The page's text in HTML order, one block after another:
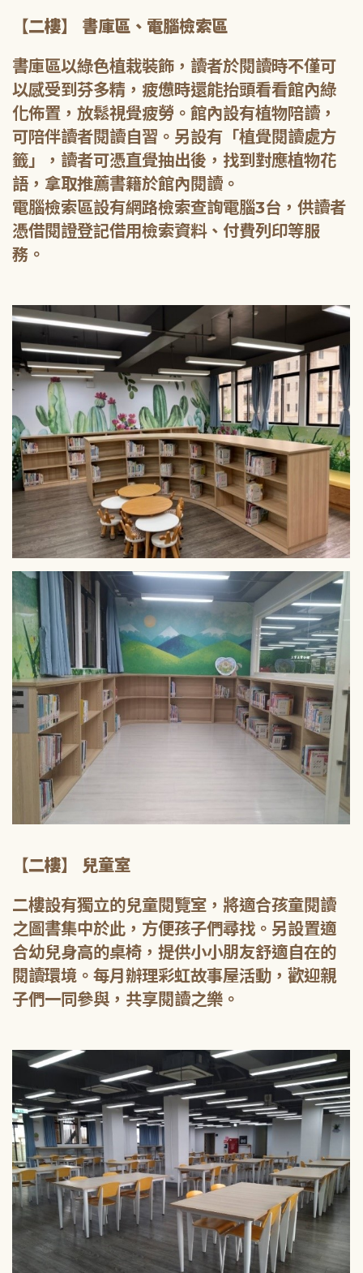
【二樓】 書庫區、電腦檢索區
書庫區以綠色植栽裝飾，讀者於閱讀時不僅可
以感受到芬多精，疲憊時還能抬頭看看館內綠
化佈置，放鬆視覺疲勞。館內設有植物陪讀，
可陪伴讀者閱讀自習。另設有「植覺閱讀處方
籤」，讀者可憑直覺抽出後，找到對應植物花
語，拿取推薦書籍於館內閱讀。
電腦檢索區設有網路檢索查詢電腦3台，供讀者
憑借閱證登記借用檢索資料、付費列印等服
務。
【二樓】 兒童室
二樓設有獨立的兒童閱覽室，將適合孩童閱讀
之圖書集中於此，方便孩子們尋找。另設置適
合幼兒身高的桌椅，提供小小朋友舒適自在的
閱讀環境。每月辦理彩虹故事屋活動，歡迎親
子們一同參與，共享閱讀之樂。